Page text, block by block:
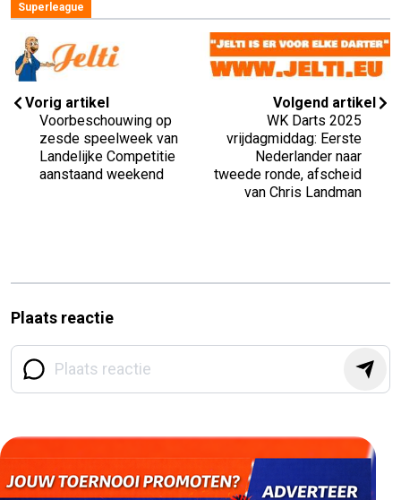
Superleague
Vorig artikel
Voorbeschouwing op
zesde speelweek van
Landelijke Competitie
aanstaand weekend
Volgend artikel
WK Darts 2025
vrijdagmiddag: Eerste
Nederlander naar
tweede ronde, afscheid
van Chris Landman
Plaats reactie